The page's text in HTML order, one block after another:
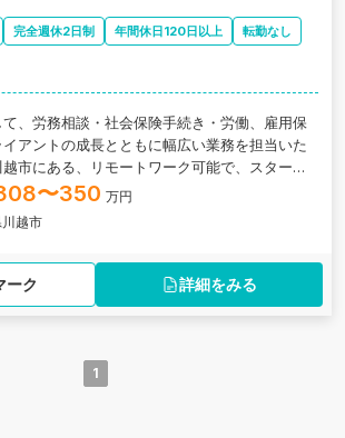
完全週休2日制 年間休日120日以上
転勤なし
、労務相談・社会保険手続き・労働、雇用保
アントの成長とともに幅広い業務を担当いた
市にある、リモートワーク可能で、スタート
強みの税理士事務所の求人です。
〜350 万円
越市
ーク 詳細をみる
1